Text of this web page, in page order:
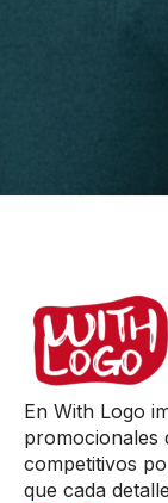
En With Logo
promocionales
competitivos
que cada